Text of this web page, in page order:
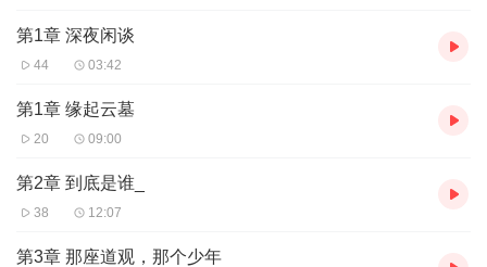
第1章 深夜闲谈
44 03:42
第1章 缘起云墓
20 09:00
第2章 到底是谁_
38 12:07
第3章 那座道观，那个少年